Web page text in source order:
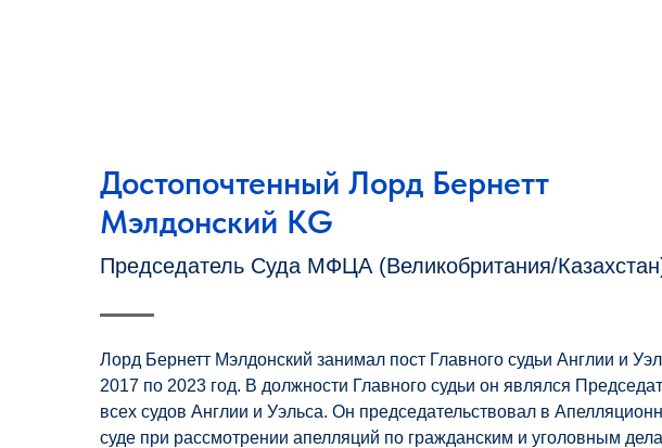
Достопочтенный Лорд Бернетт
Мэлдонский KG
Председатель Суда МФЦА (Великобритания/
Лорд Бернетт Мэлдонский занимал пост Главного судьи Англии и
2017 по 2023 год. В должности Главного судьи он являлся
всех судов Англии и Уэльса. Он председательствовал в
суде при рассмотрении апелляций по гражданским и уголовным